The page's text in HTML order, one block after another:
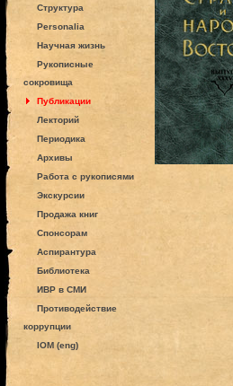
Структура
Personalia
Научная жизнь
Рукописные
сокровища
Публикации
Лекторий
Периодика
Архивы
Работа с рукописями
Экскурсии
Продажа книг
Спонсорам
Аспирантура
Библиотека
ИВР в СМИ
Противодействие
коррупции
IOM (eng)